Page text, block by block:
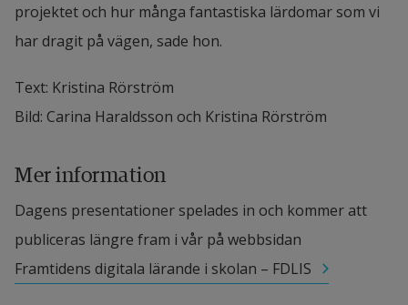
projektet och hur många fantastiska lärdomar som vi
har dragit på vägen, sade hon.
Text: Kristina Rörström
Bild: Carina Haraldsson och Kristina Rörström
Mer information
Dagens presentationer spelades in och kommer att
publiceras längre fram i vår på webbsidan
Framtidens digitala lärande i skolan – FDLIS